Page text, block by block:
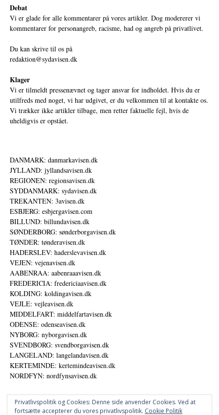
Debat
Vi er glade for alle kommentarer på vores artikler. Dog modererer vi
kommentarer for personangreb, racisme, had og angreb på privatlivet.
Du kan skrive til os på
redaktion@sydavisen.dk
Klager
Vi er tilmeldt pressenævnet og tager ansvar for indholdet. Hvis du er
utilfreds med noget, vi har udgivet, er du velkommen til at kontakte os.
Vi trækker ikke artikler tilbage, men retter faktuelle fejl, hvis de
uheldigvis er opstået.
DANMARK: danmarkavisen.dk
JYLLAND: jyllandsavisen.dk
REGIONEN: regionsavisen.dk
SYDDANMARK: sydavisen.dk
TREKANTEN: 3avisen.dk
ESBJERG: esbjergavisen.com
BILLUND: billundavisen.dk
SØNDERBORG: sønderborgavisen.dk
TØNDER: tønderavisen.dk
HADERSLEV: haderslevavisen.dk
VEJEN: vejenavisen.dk
AABENRAA: aabenraaavisen.dk
FREDERICIA: fredericiaavisen.dk
KOLDING: koldingavisen.dk
VEJLE: vejleavisen.dk
MIDDELFART: middelfartavisen.dk
ODENSE: odenseavisen.dk
NYBORG: nyborgavisen.dk
SVENDBORG: svendborgavisen.dk
LANGELAND: langelandavisen.dk
KERTEMINDE: kertemindeavisen.dk
NORDFYN: nordfynsavisen.dk
Privatlivspolitik og Cookies: Denne side anvender Cookies. Ved at
fortsætte accepterer du vores privatlivspolitik. Cookie Politik